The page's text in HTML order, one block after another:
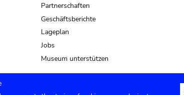
Partnerschaften
Geschäftsberichte
Lageplan
Jobs
Museum unterstützen